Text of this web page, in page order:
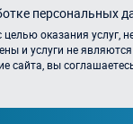
персональных
целью оказания услуг,
и услуги не
сайта, вы